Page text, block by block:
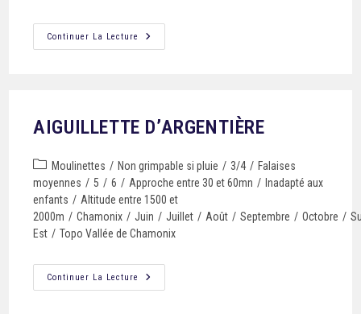
Continuer La Lecture
AIGUILLETTE D’ARGENTIÈRE
Moulinettes / Non grimpable si pluie / 3/4 / Falaises
moyennes / 5 / 6 / Approche entre 30 et 60mn / Inadapté aux
enfants / Altitude entre 1500 et
2000m / Chamonix / Juin / Juillet / Août / Septembre / Octobre /
Est / Topo Vallée de Chamonix
Continuer La Lecture